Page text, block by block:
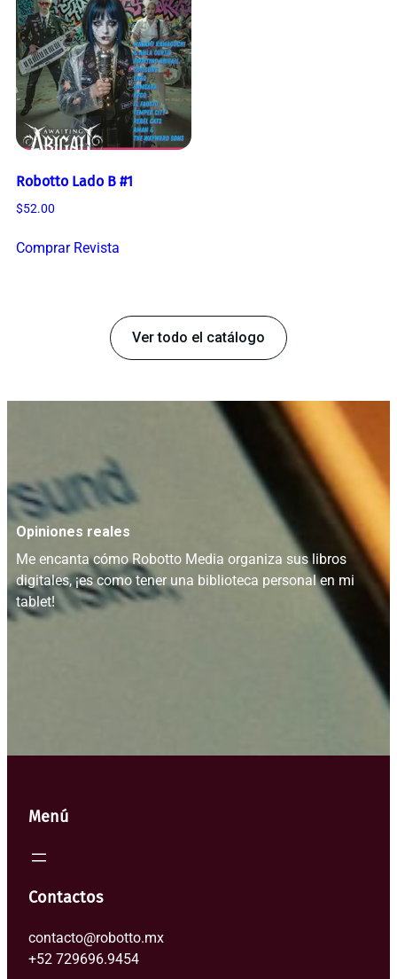
Robotto Lado B #1
$52.00
Comprar Revista
Ver todo el catálogo
Opiniones reales
Me encanta cómo Robotto Media organiza sus libros
digitales, ¡es como tener una biblioteca personal en mi
tablet!
Menú
Contactos
contacto@robotto.mx
+52 729696.9454